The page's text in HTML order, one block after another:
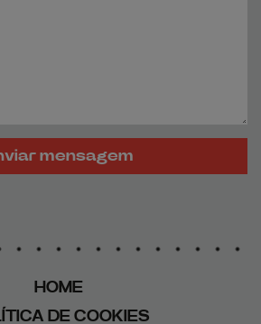
mensagem
HOME
DE COOKIES